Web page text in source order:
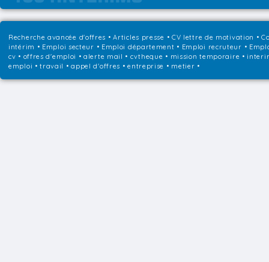
Recherche avancée d'offres •Articles presse • CV lettre de motivation •
intérim • Emploi secteur • Emploi département • Emploi recruteur •
cv • offres d'emploi • alerte mail • cvtheque • mission temporaire •
emploi • travail • appel d'offres • entreprise • metier •